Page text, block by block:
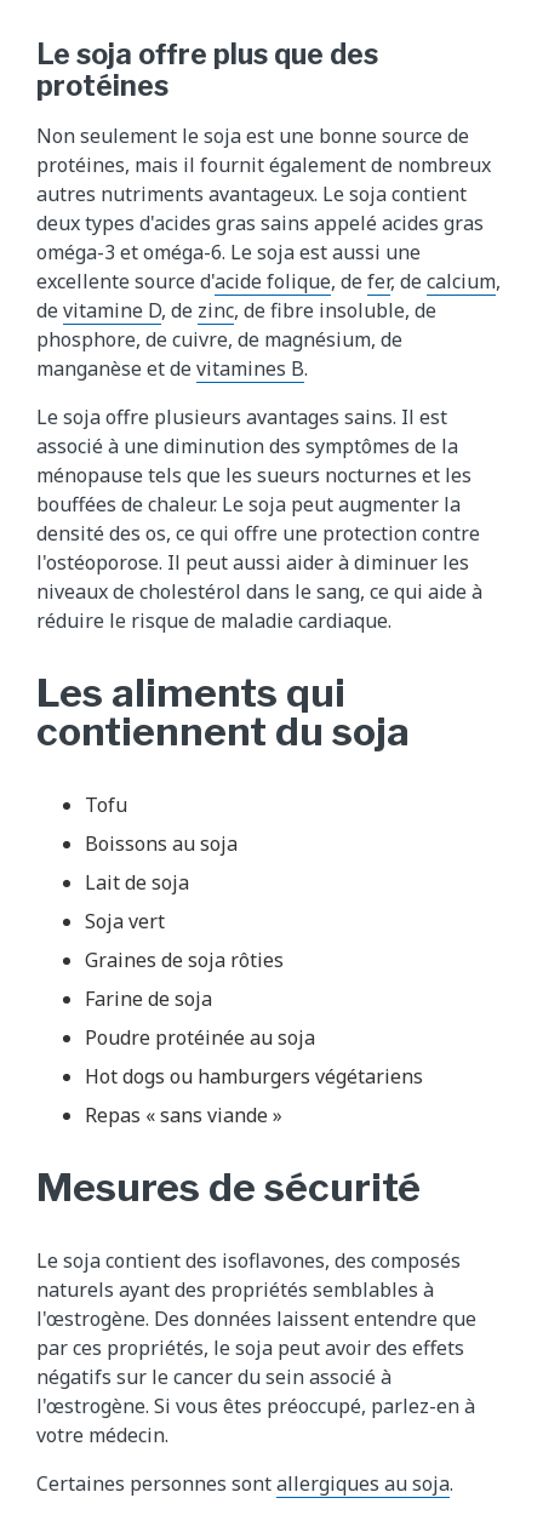
Le soja offre plus que des
protéines
Non seulement le soja est une bonne source de
protéines, mais il fournit également de nombreux
autres nutriments avantageux. Le soja contient
deux types d'acides gras sains appelé acides gras
oméga-3 et oméga-6. Le soja est aussi une
excellente source d'acide folique, defer, decalcium,
devitamine D, de zinc, de fibre insoluble, de
phosphore, de cuivre, de magnésium, de
manganèse et devitamines B.
Le soja offre plusieurs avantages sains. Il est
associé à une diminution des symptômes de la
ménopause tels que les sueurs nocturnes et les
bouffées de chaleur. Le soja peut augmenter la
densité des os, ce qui offre une protection contre
l'ostéoporose. Il peut aussi aider à diminuer les
niveaux de cholestérol dans le sang, ce qui aide à
réduire le risque de maladie cardiaque.
Les aliments qui
contiennent du soja
Tofu
Boissons au soja
Lait de soja
Soja vert
Graines de soja rôties
Farine de soja
Poudre protéinée au soja
Hot dogs ou hamburgers végétariens
Repas « sans viande »
Mesures de sécurité
Le soja contient des isoflavones, des composés
naturels ayant des propriétés semblables à
l'œstrogène. Des données laissent entendre que
par ces propriétés, le soja peut avoir des effets
négatifs sur le cancer du sein associé à
l'œstrogène. Si vous êtes préoccupé, parlez-en à
votre médecin.
Certaines personnes sontallergiques au soja.